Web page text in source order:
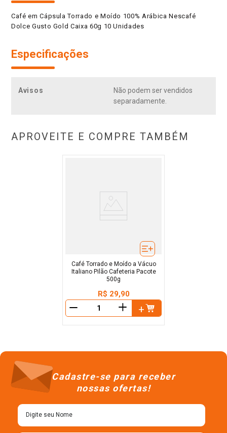
Café em Cápsula Torrado e Moído 100% Arábica Nescafé
Dolce Gusto Gold Caixa 60g 10 Unidades
Especificações
Avisos
Não podem ser vendidos
separadamente.
APROVEITE E COMPRE TAMBÉM
Café Torrado e Moído a Vácuo
Italiano Pilão Cafeteria Pacote
500g
R$ 29,90
＋
Cadastre-se para receber
nossas ofertas!